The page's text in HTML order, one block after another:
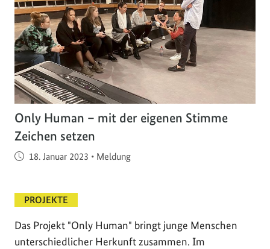
Only Human – mit der eigenen Stimme
Zeichen setzen
Veröffentlicht am
18. Januar 2023 • Meldung
PROJEKTE
Das Projekt "Only Human" bringt junge Menschen
unterschiedlicher Herkunft zusammen. Im